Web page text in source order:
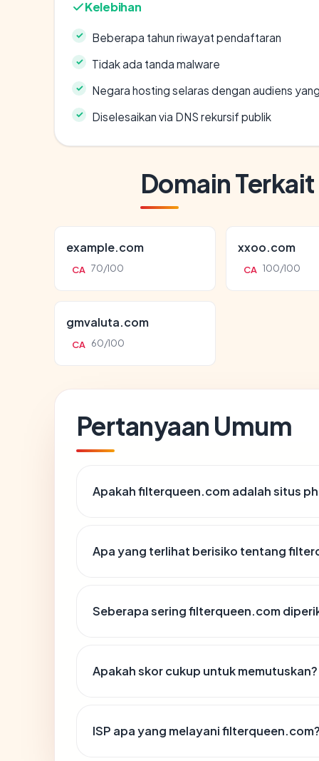
Kelebihan
Beberapa tahun riwayat pendaftaran
Tidak ada tanda malware
Negara hosting selaras dengan audiens
Diselesaikan via DNS rekursif publik
Domain Terkait
example.com
CA 70/100
xxoo.com
CA 100/100
gmvaluta.com
CA 60/100
Pertanyaan Umum
Apakah filterqueen.com adalah situs
Apa yang terlihat berisiko tentang
Seberapa sering filterqueen.com
Apakah skor cukup untuk memutuskan?
ISP apa yang melayani